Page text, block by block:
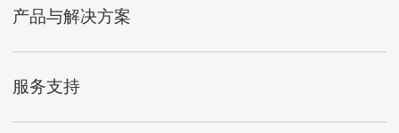
产品与解决方案
服务支持